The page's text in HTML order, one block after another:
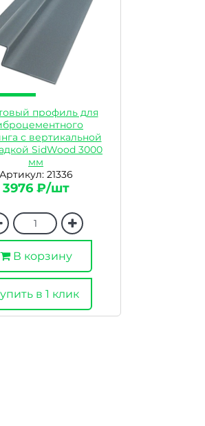
профиль для
с вертикальной
SidWood 3000
мм
Артикул: 21336
3976 ₽/шт
В корзину
в 1 клик